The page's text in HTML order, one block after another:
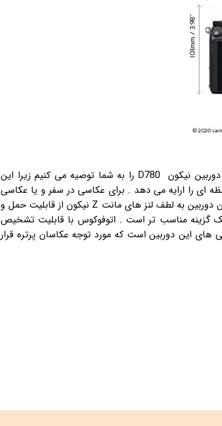
نیکون D780 را به شما توصیه می کنیم زیرا این
ای را ارایه می دهد . برای عکاسی در سفر و یا عکاسی
دوربین به لطف لنز های مانت Z نیکون از قابلیت حمل و
گزینه مناسب تر است . اتوفوکوس با قابلیت تشخیص
این دوربین است که مورد توجه عکاسان پرتره قرار